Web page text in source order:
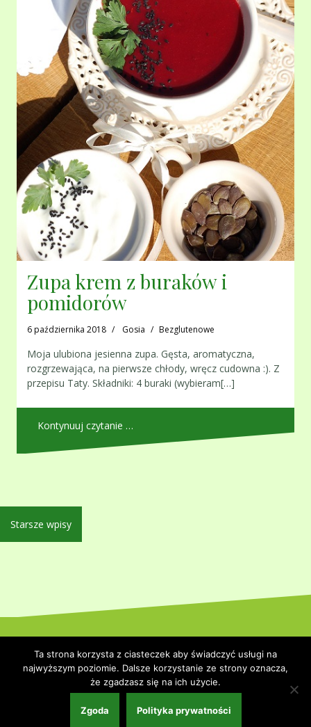
Zupa krem z buraków i
pomidorów
6 października 2018 Gosia Bezglutenowe
Moja ulubiona jesienna zupa. Gęsta, aromatyczna,
rozgrzewająca, na pierwsze chłody, wręcz cudowna :). Z
przepisu Taty. Składniki: 4 buraki (wybieram[…]
Kontynuuj czytanie …
Nawigacja
po
Starsze wpisy
Themeisle.
Strona główna
Polityka prywatności
Współpraca i kontakt
Ta strona korzysta z ciasteczek aby świadczyć usługi na
najwyższym poziomie. Dalsze korzystanie ze strony oznacza,
że zgadzasz się na ich użycie.
Zgoda Polityka prywatności